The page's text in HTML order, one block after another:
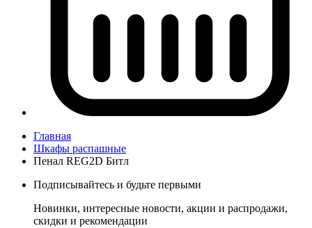
Главная
Шкафы распашные
Пенал REG2D Битл
Подписывайтесь и будьте первыми
Новинки, интересные новости, акции и распродажи,
скидки и рекомендации